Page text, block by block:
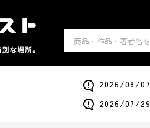
2026/08/07
2026/07/29